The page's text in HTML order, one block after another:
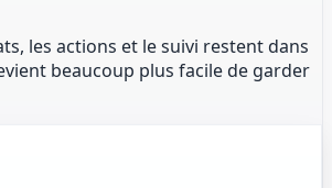
les actions et le suivi restent dans
beaucoup plus facile de garder